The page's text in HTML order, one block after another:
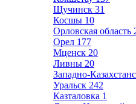
Щучинск 31
Косшы 10
Орловская область
Орел 177
Мценск 20
Ливны 20
Западно-
Уральск 242
Казталовка 1